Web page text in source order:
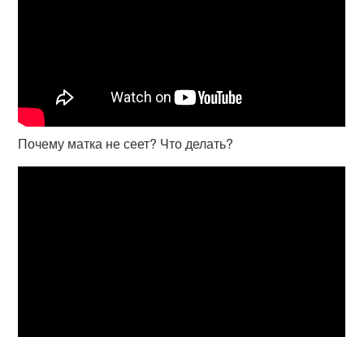
Почему матка не сеет? Что делать?